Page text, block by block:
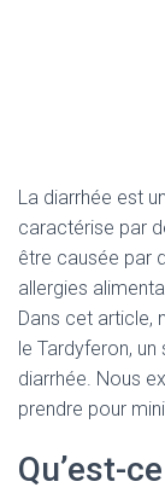
La diarrhée est
caractérise par
être causée par
allergies
Dans cet article,
le Tardyferon,
diarrhée. Nous
prendre pour
Qu’est-